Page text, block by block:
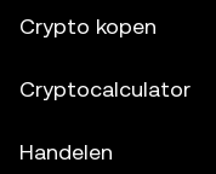
Crypto kopen
Cryptocalculator
Handelen